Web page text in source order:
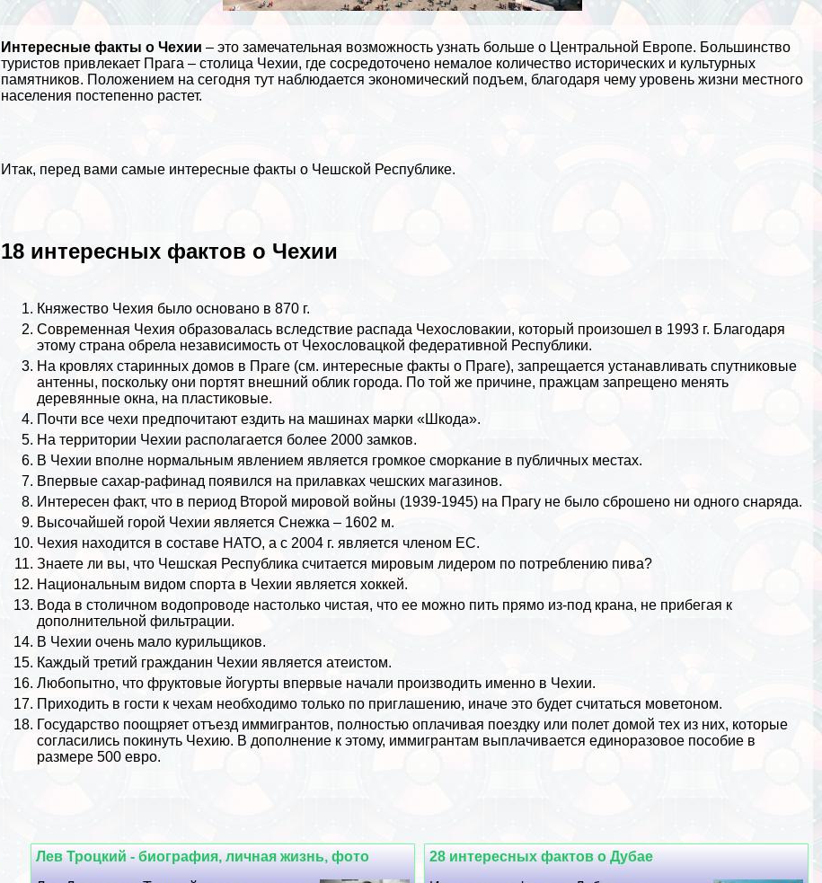
Интересные факты о Чехии – это замечательная возможность узнать больше о Центральной Европе. Большинство
туристов привлекает Прага – столица Чехии, где сосредоточено немалое количество исторических и культурных
памятников. Положением на сегодня тут наблюдается экономический подъем, благодаря чему уровень жизни местного
населения постепенно растет.
Итак, перед вами самые интересные факты о Чешской Республике.
18 интересных фактов о Чехии
Княжество Чехия было основано в 870 г.
Современная Чехия образовалась вследствие распада Чехословакии, который произошел в 1993 г. Благодаря
этому страна обрела независимость от Чехословацкой федеративной Республики.
На кровлях старинных домов в Праге (см. интересные факты о Праге), запрещается устанавливать спутниковые
антенны, поскольку они портят внешний облик города. По той же причине, пражцам запрещено менять
деревянные окна, на пластиковые.
Почти все чехи предпочитают ездить на машинах марки «Шкода».
На территории Чехии располагается более 2000 замков.
В Чехии вполне нормальным явлением является громкое сморкание в публичных местах.
Впервые сахар-рафинад появился на прилавках чешских магазинов.
Интересен факт, что в период Второй мировой войны (1939-1945) на Прагу не было сброшено ни одного снаряда.
Высочайшей горой Чехии является Снежка – 1602 м.
Чехия находится в составе НАТО, а с 2004 г. является члeном ЕС.
Знаете ли вы, что Чешская Республика считается мировым лидером по потрeблению пива?
Национальным видом спорта в Чехии являетсяхоккей.
Вода в столичном водопроводе настолько чистая, что ее можно пить прямо из-под крана, не прибегая к
дополнительной фильтрации.
В Чехии очень мало курильщиков.
Каждый третий гражданин Чехии является атеистом.
Любопытно, что фруктовые йогурты впервые начали производить именно в Чехии.
Приходить в гости к чехам необходимо только по приглашению, иначе это будет считаться моветоном.
Государство поощряет отъезд иммигрантов, полностью оплачивая поездку или полет домой тех из них, которые
согласились покинуть Чехию. В дополнение к этому, иммигрантам выплачивается единоразовое пособие в
размере 500 евро.
28 интересных фактов о Дубае
Лев Троцкий - биография, личная жизнь, фото